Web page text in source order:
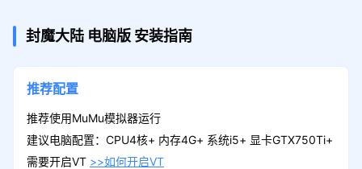
封魔大陆 电脑版 安装指南
推荐配置
推荐使用MuMu模拟器运行
建议电脑配置：CPU4核+ 内存4G+ 系统i5+ 显卡GTX750Ti+
需要开启VT >>如何开启VT